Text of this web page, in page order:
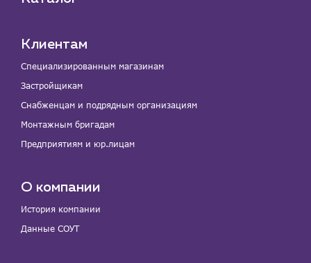
Клиентам
Специализированным магазинам
Застройщикам
Снабженцам и подрядным организациям
Монтажным бригадам
Предприятиям и юр.лицам
О компании
История компании
Данные СОУТ